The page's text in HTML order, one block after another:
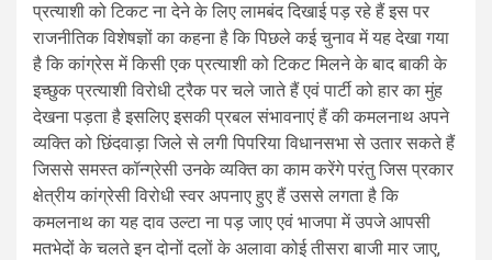
प्रत्याशी को टिकट ना देने के लिए लामबंद दिखाई पड़ रहे हैं इस पर
राजनीतिक विशेषज्ञों का कहना है कि पिछले कई चुनाव में यह देखा गया
है कि कांग्रेस में किसी एक प्रत्याशी को टिकट मिलने के बाद बाकी के
इच्छुक प्रत्याशी विरोधी ट्रैक पर चले जाते हैं एवं पार्टी को हार का मुंह
देखना पड़ता है इसलिए इसकी प्रबल संभावनाएं हैं की कमलनाथ अपने
व्यक्ति को छिंदवाड़ा जिले से लगी पिपरिया विधानसभा से उतार सकते हैं
जिससे समस्त कॉन्ग्रेसी उनके व्यक्ति का काम करेंगे परंतु जिस प्रकार
क्षेत्रीय कांग्रेसी विरोधी स्वर अपनाए हुए हैं उससे लगता है कि
कमलनाथ का यह दाव उल्टा ना पड़ जाए एवं भाजपा में उपजे आपसी
मतभेदों के चलते इन दोनों दलों के अलावा कोई तीसरा बाजी मार जाए,